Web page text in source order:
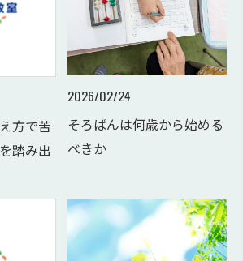
方で苦
踏み出
2026/02/24
そろばんは何歳から始める
べきか